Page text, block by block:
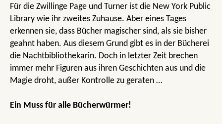
Für die Zwillinge Page und Turner ist die New York Public
Library wie ihr zweites Zuhause. Aber eines Tages
erkennen sie, dass Bücher magischer sind, als sie bisher
geahnt haben. Aus diesem Grund gibt es in der Bücherei
die Nachtbibliothekarin. Doch in letzter Zeit brechen
immer mehr Figuren aus ihren Geschichten aus und die
Magie droht, außer Kontrolle zu geraten …
Ein Muss für alle Bücherwürmer!